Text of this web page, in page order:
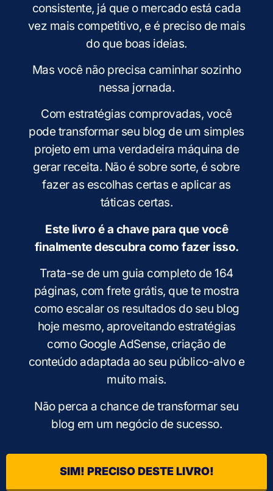
consistente, já que o mercado está cada
vez mais competitivo, e é preciso de mais
do que boas ideias.
Mas você não precisa caminhar sozinho
nessa jornada.
Com estratégias comprovadas, você
pode transformar seu blog de um simples
projeto em uma verdadeira máquina de
gerar receita. Não é sobre sorte, é sobre
fazer as escolhas certas e aplicar as
táticas certas.
Este livro é a chave para que você
finalmente descubra como fazer isso.
Trata-se de um guia completo de 164
páginas, com frete grátis, que te mostra
como escalar os resultados do seu blog
hoje mesmo, aproveitando estratégias
como Google AdSense, criação de
conteúdo adaptada ao seu público-alvo e
muito mais.
Não perca a chance de transformar seu
blog em um negócio de sucesso.
SIM! PRECISO DESTE LIVRO!